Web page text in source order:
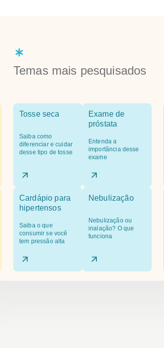
Temas mais pesquisados
Tosse seca
Saiba como
diferenciar e cuidar
desse tipo de tosse
Exame de
próstata
Entenda a
importância desse
exame
Cardápio para
hipertensos
Saiba o que
consumir se você
tem pressão alta
Nebulização
Nebulização ou
inalação? O que
funciona